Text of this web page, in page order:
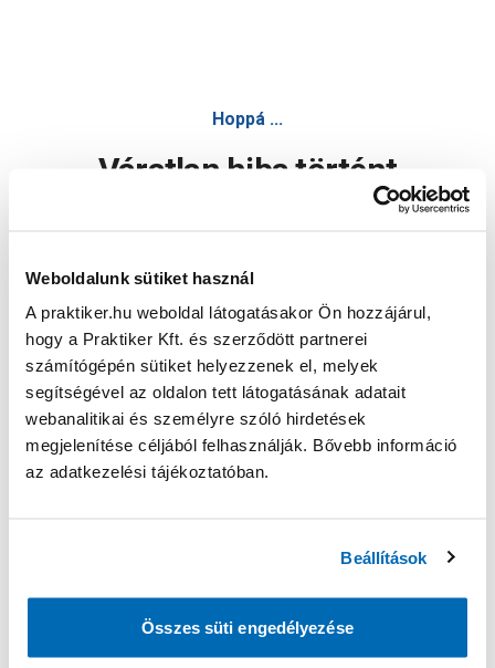
Weboldalunk sütiket használ
A praktiker.hu weboldal látogatásakor Ön hozzájárul,
hogy a Praktiker Kft. és szerződött partnerei
számítógépén sütiket helyezzenek el, melyek
segítségével az oldalon tett látogatásának adatait
webanalitikai és személyre szóló hirdetések
megjelenítése céljából felhasználják. Bővebb információ
az adatkezelési tájékoztatóban.
Beállítások
Összes süti engedélyezése
Hoppá ...
Váratlan hiba történt
Oldal újratöltése